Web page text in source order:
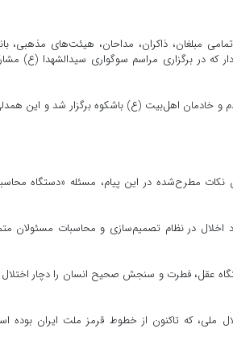
مبلغان، ذاکران، مداحان، هیئت‌های مذهبی،
که در برگزاری مراسم سوگواری سیدالشهدا (ع)
و خادمان اهل‌بیت (ع) باشکوه برگزار شد و این
یکی از مهم‌ترین نکات مطرح‌شده در این پیام، مسئله «دستگاه
اخلال در نظام تصمیم‌سازی و محاسبات مسئولان
عقل، فطرت و سنجش صحیح انسان را دچار اختلال
که تاکنون از خطوط قرمز ملت ایران بوده